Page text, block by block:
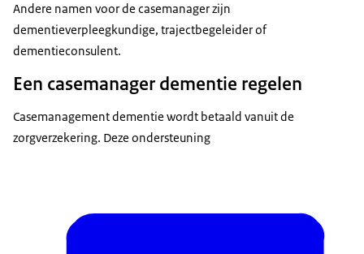
Andere namen voor de casemanager zijn
dementieverpleegkundige, trajectbegeleider of
dementieconsulent.
Een casemanager dementie regelen
Casemanagement dementie wordt betaald vanuit de
zorgverzekering. Deze ondersteuning